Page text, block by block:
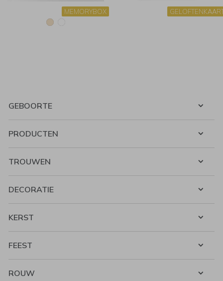
MEMORYBOX
GEBOORTE
PRODUCTEN
TROUWEN
DECORATIE
KERST
FEEST
ROUW